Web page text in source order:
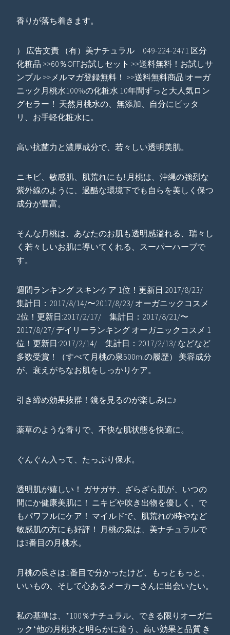
香りが落ち着きます。
） 広告文責 （有）美ナチュラル 049-224-2471 区分
化粧品 >>60％OFFお試しセット >>送料無料！お試しサ
ンプル >>メルマガ登録無料！ >>送料無料商品!オーガ
ニック月桃水100%の化粧水 10年間ずっと大人気ロン
グセラー！ 天然月桃水の、無添加、自分にピッタ
リ、お手軽化粧水に。
高い抗菌力と濃厚成分で、若々しい透明美肌。
ニキビ、敏感肌、肌荒れにも! 月桃は、沖縄の強烈な
紫外線のように、過酷な環境下でも自らを美しく保つ
成分が豊富。
そんな月桃は、あなたのお肌も透明感溢れる、瑞々し
く若々しいお肌に導いてくれる、スーパーハーブで
す。
週間ランキング スキンケア 1位！更新日:2017/8/23/
集計日：2017/8/14/〜2017/8/23/ オーガニックコスメ
2位！更新日:2017/2/17/ 集計日：2017/8/21/〜
2017/8/27/ デイリーランキング オーガニックコスメ 1
位！更新日:2017/2/14/ 集計日：2017/2/13/ などなど
多数受賞！（すべて月桃の泉500mlの履歴） 美容成分
が、衰えがちなお肌をしっかりケア。
引き締め効果抜群！鏡を見るのが楽しみに♪
薬草のような香りで、不快な肌状態を快適に。
ぐんぐん入って、たっぷり保水。
透明肌が嬉しい！ ガサガサ、ざらざら肌が、いつの
間にか健康美肌に！ ニキビや吹き出物を優しく、で
もパワフルにケア！ マイルドで、肌荒れの時やなど
敏感肌の方にも好評！ 月桃の泉は、美ナチュラルで
は3番目の月桃水。
月桃の良さは1番目で分かったけど、もっともっと、
いいもの、そして心あるメーカーさんに出会いたい。
私の基準は、*100％ナチュラル、できる限りオーガニ
ック*他の月桃水と明らかに違う、高い効果と品質 き